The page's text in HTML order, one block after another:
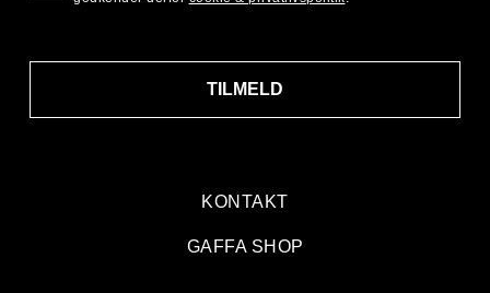
KONTAKT
GAFFA SHOP
TILMELD